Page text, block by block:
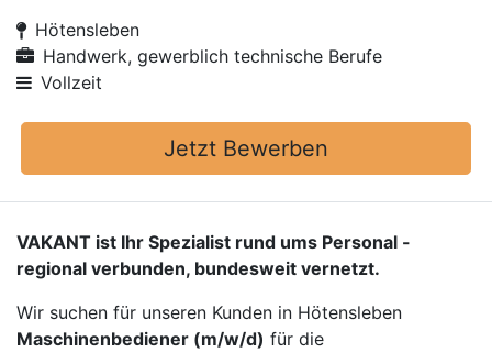
Hötensleben
Handwerk, gewerblich technische Berufe
Vollzeit
Jetzt Bewerben
VAKANT ist Ihr Spezialist rund ums Personal -
regional verbunden, bundesweit vernetzt.
Wir suchen für unseren Kunden in Hötensleben
Maschinenbediener (m/w/d) für die